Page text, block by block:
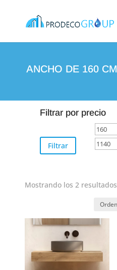
ANCHO DE 160 CM
Filtrar por precio
Precio
mínimo
Filtrar
Mostrando los 2 resultados